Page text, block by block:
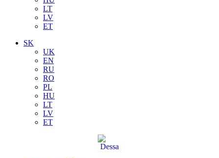
LT
LV
ET
SK
UK
EN
RU
RO
PL
HU
LT
LV
ET